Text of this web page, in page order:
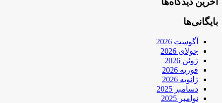
بایگانی‌ها
آگوست 2026
جولای 2026
ژوئن 2026
فوریه 2026
ژانویه 2026
دسامبر 2025
نوامبر 2025